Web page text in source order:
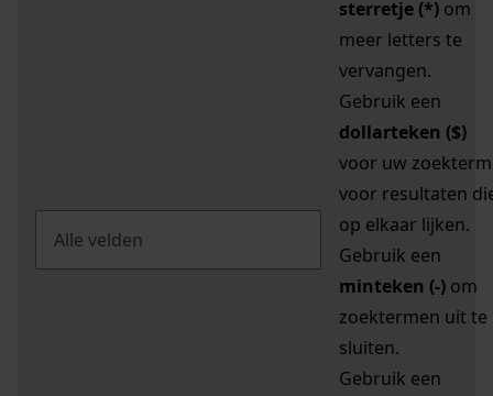
sterretje (*) om
meer letters te
vervangen.
Gebruik een
dollarteken ($)
voor uw zoekterm
voor resultaten
op elkaar lijken.
Gebruik een
minteken (-) om
zoektermen uit te
sluiten.
Gebruik een